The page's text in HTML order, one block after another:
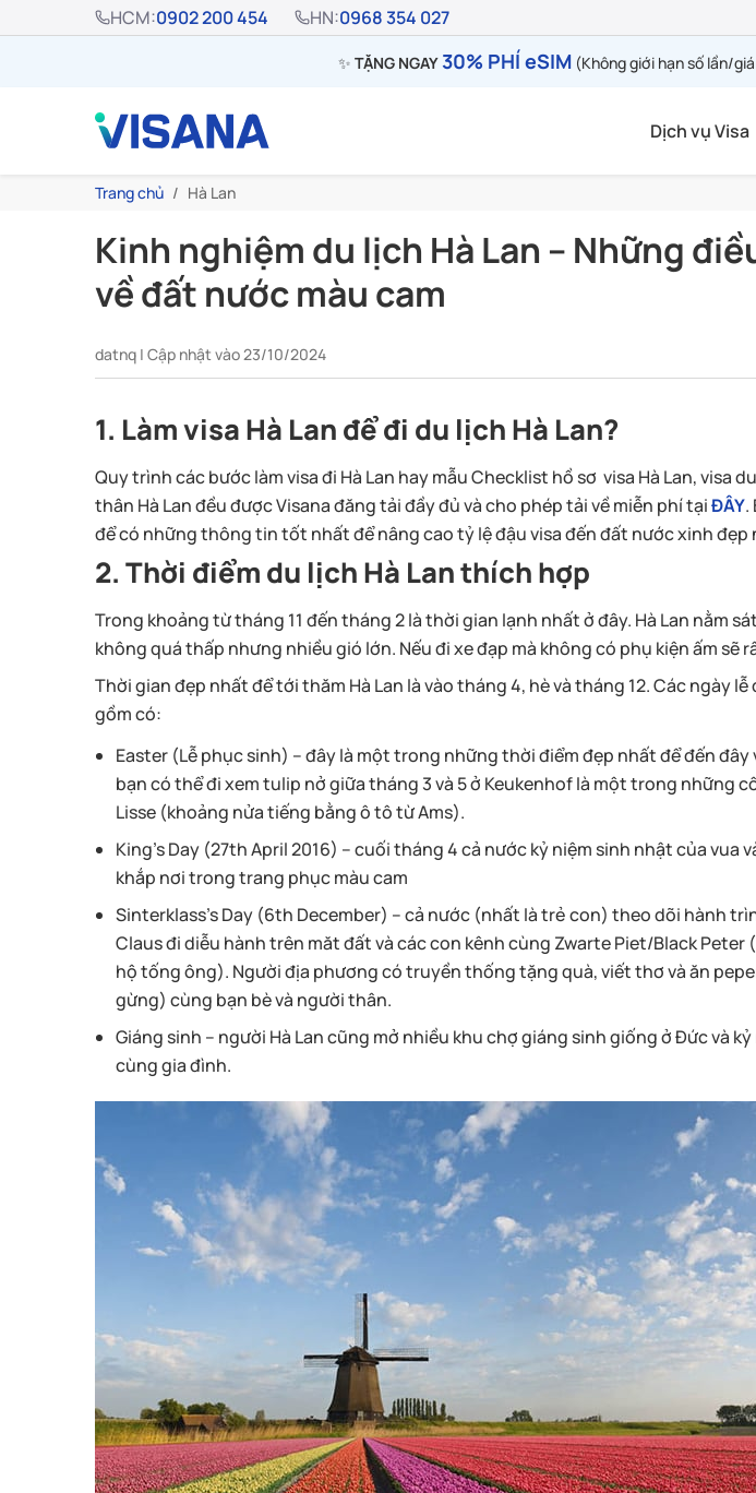
HCM:0902 200 454 HN:0968 354 027
✨ TẶNG NGAY30% PHÍ eSIM (Không giới hạn số lần/
Dịch vụ Visa
Trang chủ Hà Lan
Kinh nghiệm du lịch Hà Lan – Những
về đất nước màu cam
datnq | Cập nhật vào 23/10/2024
1. Làm visa Hà Lan để đi du lịch Hà Lan?
Quy trình các bước làm visa đi Hà Lan hay mẫu Checklist hồ sơ visa Hà Lan, visa
thân Hà Lan đều được Visana đăng tải đầy đủ và cho phép tải về miễn phí tạiĐÂY.
để có những thông tin tốt nhất để nâng cao tỷ lệ đậu visa đến đất nước xinh đẹp
2. Thời điểm du lịch Hà Lan thích hợp
Trong khoảng từ tháng 11 đến tháng 2 là thời gian lạnh nhất ở đây. Hà Lan nằm
không quá thấp nhưng nhiều gió lớn. Nếu đi xe đạp mà không có phụ kiện ấm sẽ
Thời gian đẹp nhất để tới thăm Hà Lan là vào tháng 4, hè và tháng 12. Các ngày lễ
gồm có:
Easter (Lễ phục sinh) – đây là một trong những thời điểm đẹp nhất để đến đây
bạn có thể đi xem tulip nở giữa tháng 3 và 5 ở Keukenhof là một trong những
Lisse (khoảng nửa tiếng bằng ô tô từ Ams).
King’s Day (27th April 2016) – cuối tháng 4 cả nước kỷ niệm sinh nhật của vua
khắp nơi trong trang phục màu cam
Sinterklass’s Day (6th December) – cả nước (nhất là trẻ con) theo dõi hành
Claus đi diễu hành trên măt đất và các con kênh cùng Zwarte Piet/Black Peter
hộ tống ông). Người địa phương có truyền thống tặng quà, viết thơ và ăn
gừng) cùng bạn bè và người thân.
Giáng sinh – người Hà Lan cũng mở nhiều khu chợ giáng sinh giống ở Đức và
cùng gia đình.